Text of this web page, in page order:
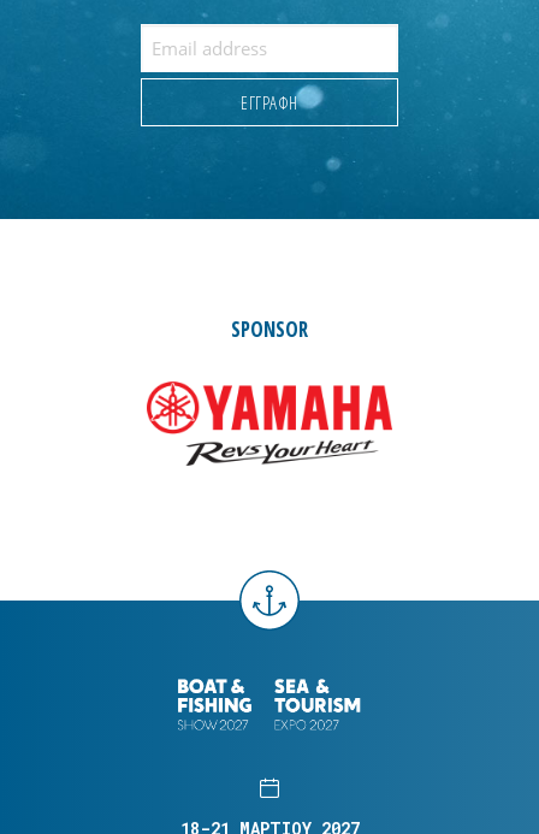
SPONSOR
18-21 ΜΑΡΤΙΟΥ 2027